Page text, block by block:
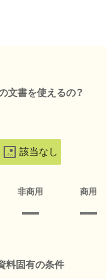
文書を使えるの？
該当なし
非商用 商用
料固有の条件